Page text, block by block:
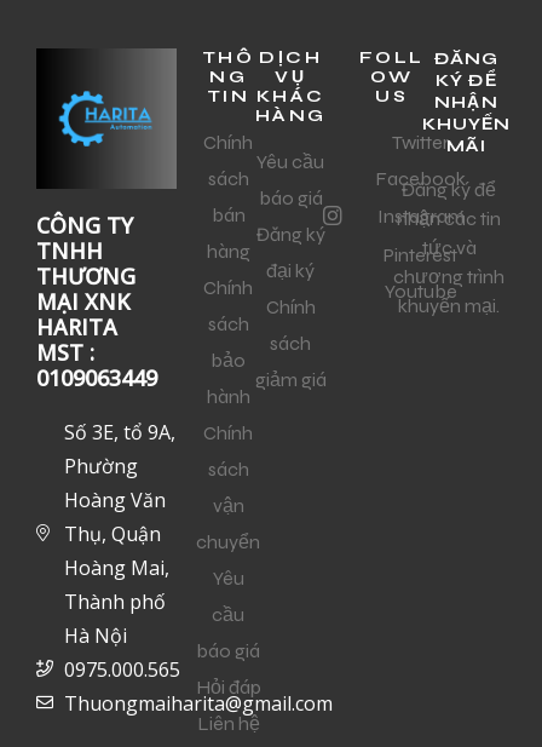
CÔNG TY
TNHH
THƯƠNG
MẠI XNK
HARITA
MST :
0109063449
Số 3E, tổ 9A,
Phường
Hoàng Văn
Thụ, Quận
Hoàng Mai,
Thành phố
Hà Nội
0975.000.565
Thuongmaiharita@gmail.com
THÔ
NG
TIN
Chính
sách
bán
hàng
Chính
sách
bảo
hành
Chính
sách
vận
chuyển
Yêu
cầu
báo giá
Hỏi đáp
Liên hệ
DỊCH
VỤ
KHÁC
HÀNG
Yêu cầu
báo giá
Đăng ký
đại ký
Chính
sách
giảm giá
FOLL
OW
US
Twitter
Facebook
Instagram
Pinterest
Youtube
ĐĂNG
KÝ ĐỂ
NHẬN
KHUYẾN
MÃI
Đăng ký để
nhận các tin
tức và
chương trình
khuyến mại.